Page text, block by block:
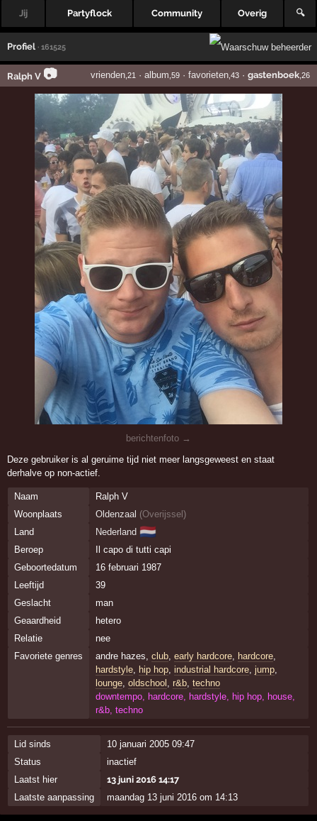
Jij Partyflock Community Overig 🔍
Profiel · 161525
Ralph V 📷 vrienden,21 · album ,59· favorieten,43· gastenboek,26
berichtenfoto →
Deze gebruiker is al geruime tijd niet meer langsgeweest en staat
derhalve op non-actief.
Naam
Ralph V
Woonplaats
Oldenzaal (Overijssel )
Land
Nederland 🇳🇱
Beroep
Il capo di tutti capi
Geboortedatum
16 februari 1987
Leeftijd
39
Geslacht
man
Geaardheid
hetero
Relatie
nee
Favoriete genres
andre hazes, club, early hardcore, hardcore,
hardstyle, hip hop, industrial hardcore, jump,
lounge, oldschool r&b, techno
downtempo, hardcore, hardstyle, hip hop, house,
r&b, techno
Lid sinds
10 januari 2005 09:47
Status
inactief
Laatst hier
13 juni 2016 14:17
Laatste aanpassing
maandag 13 juni 2016 om 14:13